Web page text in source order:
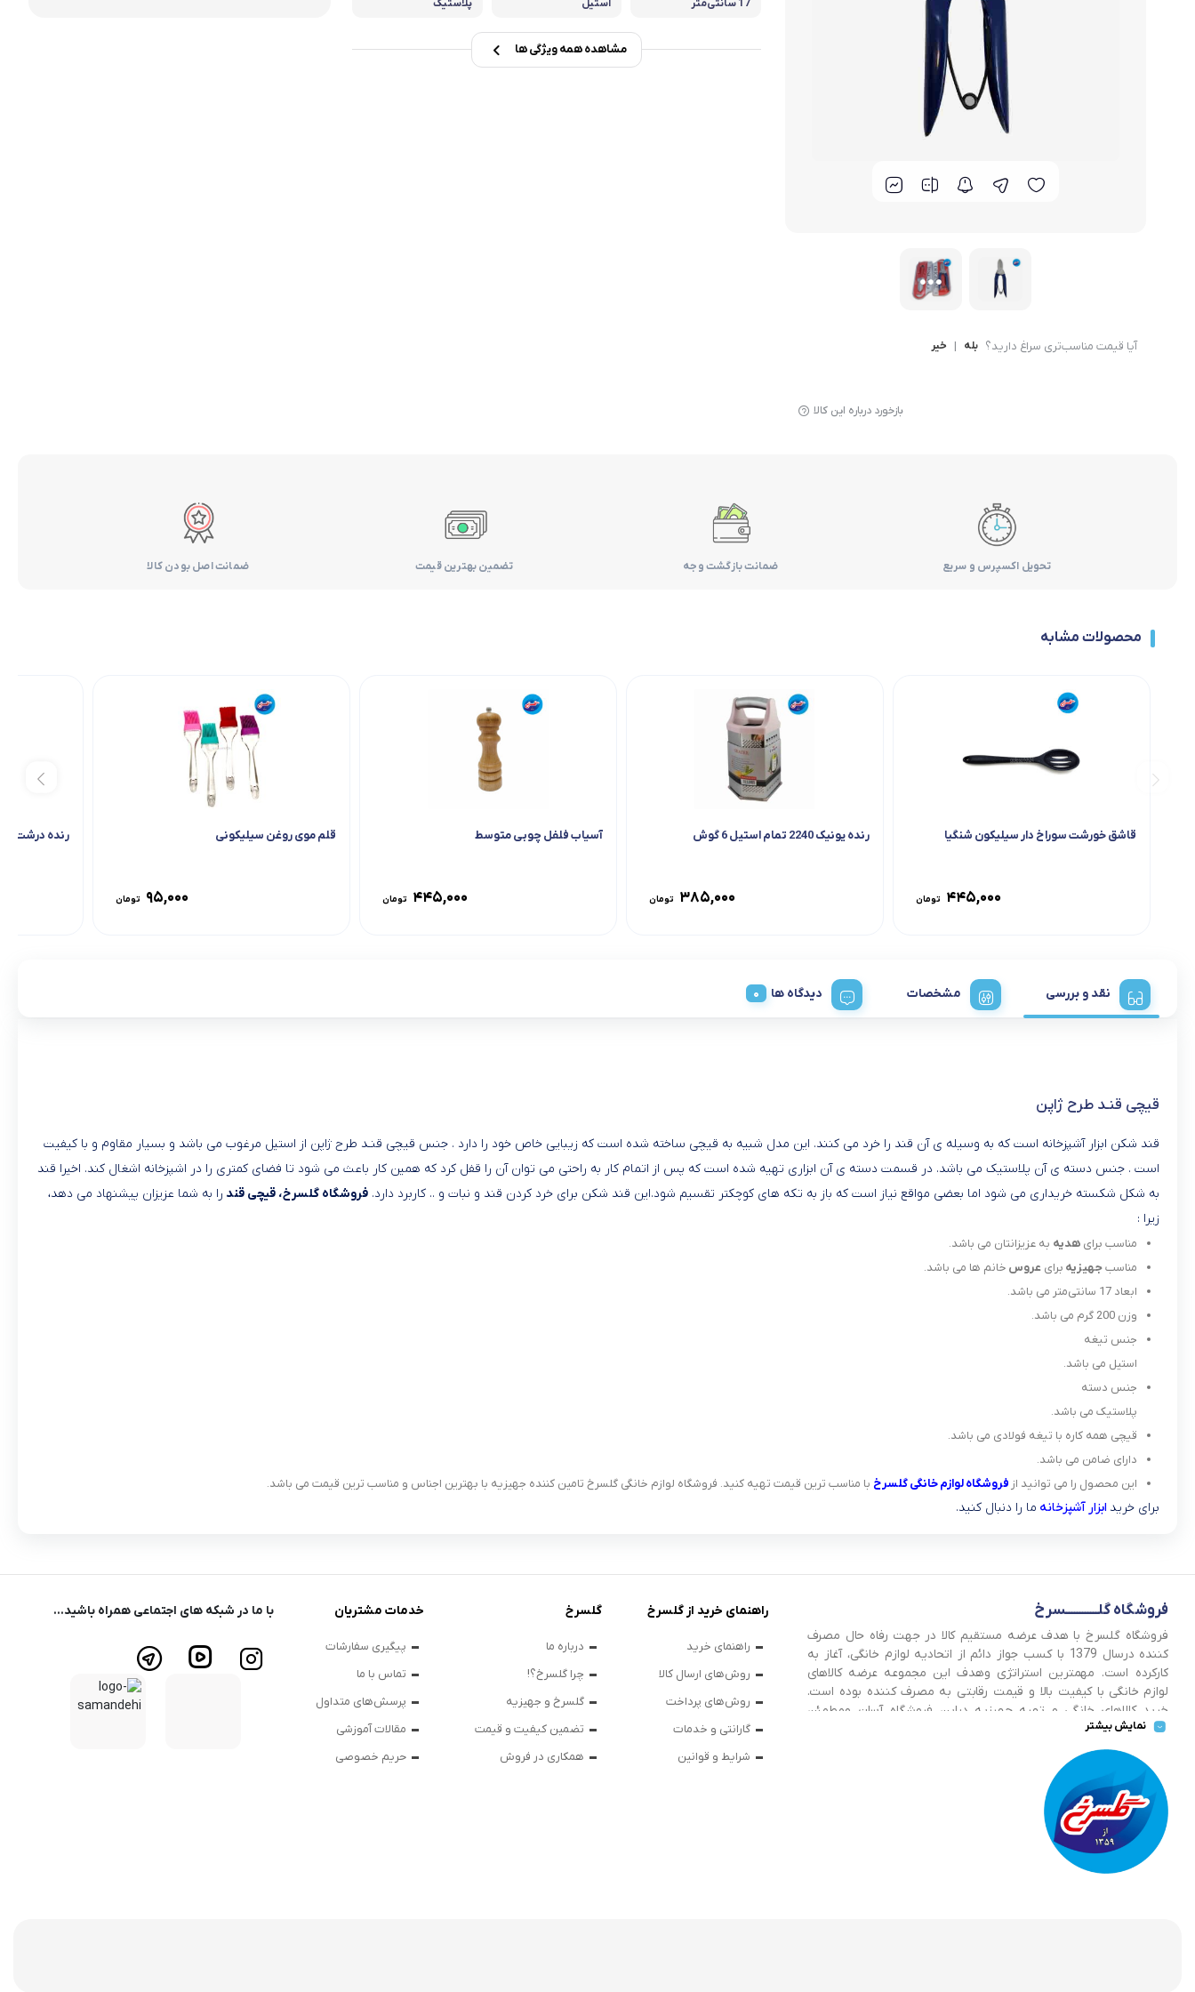
لوازم خانگی مکمل سبد آشپزخانه
ترازوی آشپزخانه و شخصی
لوازم جانبی
تابه وک
آیا قیمت مناسب‌تری سراغ دارید؟ بله | خیر
بازخورد درباره این کالا
17 سانتی‌متر استیل پلاستیک
مشاهده همه ویژگی ها
تحویل اکسپرس و سریع ضمانت بازگشت وجه تضمین بهترین قیمت ضمانت اصل بودن کالا
محصولات مشابه
قاشق خورشت سوراخ دار سیلیکون شنگیا
۴۴۵,۰۰۰ تومان
رنده یونیک 2240 تمام استیل 6 گوش
۳۸۵,۰۰۰ تومان
آسیاب فلفل چوبی متوسط
۴۴۵,۰۰۰ تومان
قلم موی روغن سیلیکونی
۹۵,۰۰۰ تومان
رنده درشت
نقد و بررسی مشخصات دیدگاه ها
قیچی قنـد طرح ژاپن
قند شكن ابزار آشپزخانه است كه به وسیله ی آن قند را خرد می كنند. این مدل شبیه به قیچی ساخته شده است كه زیبایی خاص خود را دارد . جنس قیچی قنـد طرح ژاپن از استیل مرغوب می باشد و بسیار مقاوم و با كیفیت
است . جنس دسته ی آن پلاستیک می باشد. در قسمت دسته ی آن ابزاری تهیه شده است كه پس از اتمام كار به راحتی می توان آن را قفل كرد كه همین كار باعث می شود تا فضای كمتری را در اشپزخانه اشغال كند. اخیرا قند
به شکل شکسته خریداری می شود اما بعضی مواقع نیاز است که باز به تکه های کوچکتر تقسیم شود.این قند شکن برای خرد کردن قند و نبات و .. کاربرد دارد. فروشگاه گلسرخ، قیچی قند را به شما عزیزان پیشنهاد می دهد،
زیرا :
مناسب برای هدیه به عزیزانتان می باشد.
مناسبجهیزیه برای عروس خانم ها می باشد.
ابعاد 17 سانتی‌متر می باشد.
وزن 200 گرم می باشد.
جنس تیغه
استیل می باشد.
جنس دسته
پلاستیک می باشد.
قیچی همه کاره با تیغه فولادی می باشد.
دارای ضامن می باشد.
این محصول را می توانید از فروشگاه لوازم خانگی گلسرخ با مناسب ترین قیمت تهیه کنید. فروشگاه لوازم خانگی گلسرخ تامین کننده جهیزیه با بهترین اجناس و مناسب ترین قیمت می باشد.
برای خرید ابزار آشپزخانه ما را دنبال کنید.
فروشگاه گلــــــــــــسرخ
فروشگاه گلسرخ با هدف عرضه مستقیم کالا در جهت رفاه حال مصرف
کننده درسال 1379 با کسب جواز دائم از اتحادیه لوازم خانگی، آغاز به
کارکرده است. مهمترین استراتژی وهدف این مجموعه عرضه کالاهای
لوازم خانگی با کیفیت بالا و قیمت رقابتی به مصرف کننده بوده است.
خرید کالاهای خانگی و تهیه جهیزیه دراین فروشگاه آسان ومطمئن
صورت می پذیرد . گسترش کسب وکارهای اینترنتی ما را بر آن داشت تا
با ایجاد فروشگاه اینترنتی گلسرخ به خدمت رسانی گسترده تر و با
شرایط بهتر بپردازیم.
نمایش بیشتر
راهنمای خرید از گلسرخ
راهنمای خرید
روش‌های ارسال کالا
روش‌های پرداخت
گارانتی و خدمات
شرایط و قوانین
گلسرخ
درباره ما
چرا گلسرخ؟!
گلسرخ و جهیزیه
تضمین کیفیت و قیمت
همکاری در فروش
خدمات مشتریان
پیگیری سفارشات
تماس با ما
پرسش‌های متداول
مقالات آموزشی
حریم خصوصی
با ما در شبکه های اجتماعی همراه باشید...